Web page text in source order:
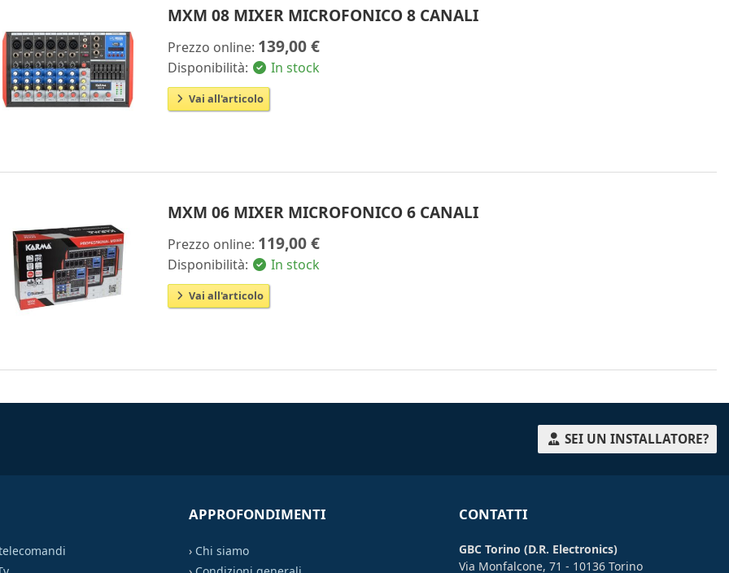
MXM 08 MIXER MICROFONICO 8 CANALI
Prezzo online: 139,00 €
Disponibilità: In stock
Vai all'articolo
MXM 06 MIXER MICROFONICO 6 CANALI
Prezzo online: 119,00 €
Disponibilità: In stock
Vai all'articolo
SEI UN INSTALLATORE?
APPROFONDIMENTI
› Chi siamo
CONTATTI
GBC Torino (D.R. Electronics)
Via Monfalcone, 71 - 10136 Torino